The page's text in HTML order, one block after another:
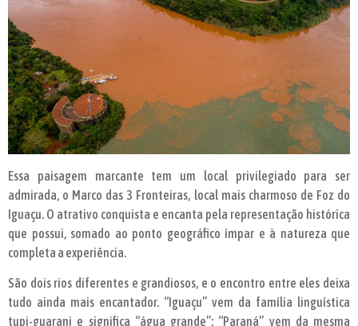
Essa paisagem marcante tem um local privilegiado para ser
admirada, o Marco das 3 Fronteiras, local mais charmoso de Foz do
Iguaçu. O atrativo conquista e encanta pela representação histórica
que possui, somado ao ponto geográfico ímpar e à natureza que
completa a experiência.
São dois rios diferentes e grandiosos, e o encontro entre eles deixa
tudo ainda mais encantador. “Iguaçu” vem da família linguística
tupi-guarani e significa “água grande”; “Paraná” vem da mesma